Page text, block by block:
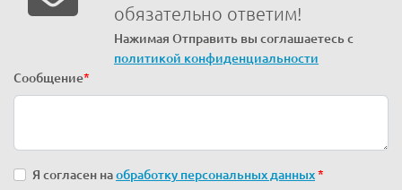
обязательно ответим!
Нажимая Отправить вы соглашаетесь с
политикой конфиденциальности
Сообщение*
Я согласен наобработку персональных данных*